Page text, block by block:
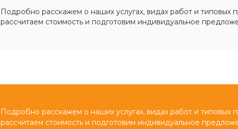
Подробно расскажем о наших услугах, видах работ и типовых
рассчитаем стоимость и подготовим индивидуальное
Подробно расскажем о наших услугах, видах работ и типовых
рассчитаем стоимость и подготовим индивидуальное